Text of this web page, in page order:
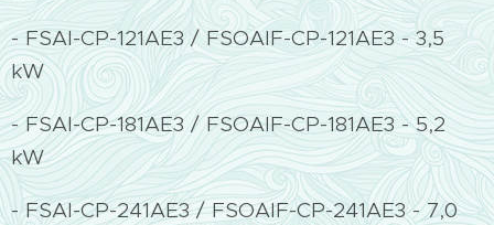
- FSAI-CP-121AE3 / FSOAIF-CP-121AE3 - 3,5
kW
- FSAI-CP-181AE3 / FSOAIF-CP-181AE3 - 5,2
kW
- FSAI-CP-241AE3 / FSOAIF-CP-241AE3 - 7,0